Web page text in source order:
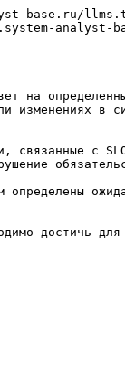
base.ru/
на
изменениях в
связанные с